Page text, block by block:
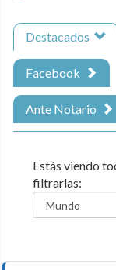
Destacados
Facebook
Ante Notario
Estás viendo
filtrarlas: